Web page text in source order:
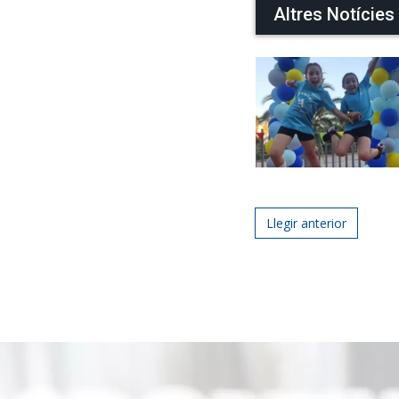
Altres Notícies
Post
Llegir anterior